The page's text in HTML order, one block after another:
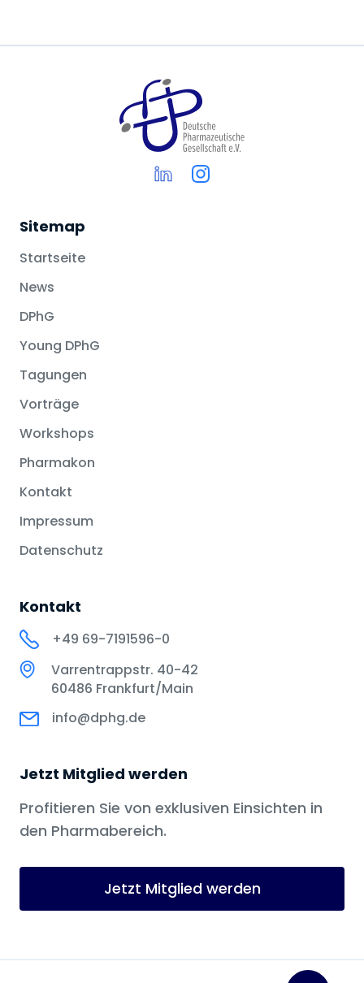
Sitemap
Startseite
News
DPhG
Young DPhG
Tagungen
Vorträge
Workshops
Pharmakon
Kontakt
Impressum
Datenschutz
Kontakt
+49 69-7191596-0
Varrentrappstr. 40-42
60486 Frankfurt/Main
info@dphg.de
Jetzt Mitglied werden
Profitieren Sie von exklusiven Einsichten in
den Pharmabereich.
Jetzt Mitglied werden